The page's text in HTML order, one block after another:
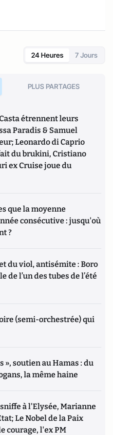
24 Heures 7 Jours
PLUS PARTAGES
étrennent leurs
Paradis & Samuel
Leonardo di Caprio
du brukini, Cristiano
ex Cruise joue du
que la moyenne
consécutive : jusqu'où
?
du viol, antisémite : Boro
de l’un des tubes de l’été
(semi-orchestrée) qui
», soutien au Hamas : du
la même haine
à l'Elysée, Marianne
Le Nobel de la Paix
courage, l'ex PM